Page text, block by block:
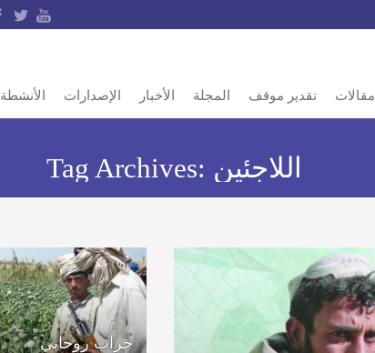
مقالات تقدير موقف المجلة الأخبار الإصدارات الأنشطة
Tag Archives: اللاجئين
حراب روحاني